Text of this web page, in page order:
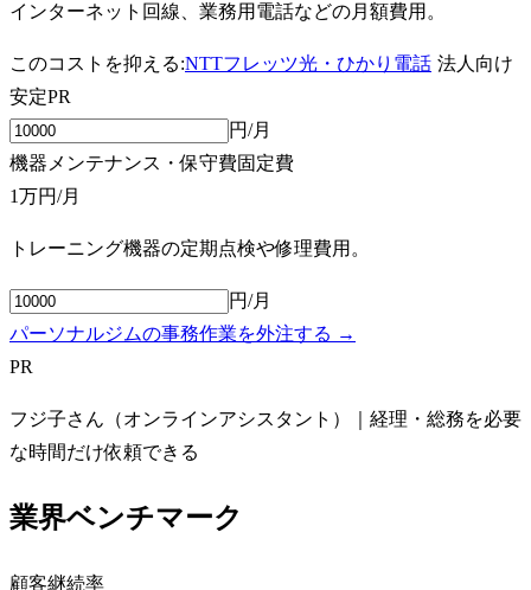
インターネット回線、業務用電話などの月額費用。
このコストを抑える:NTTフレッツ光・ひかり電話 法人向け
安定PR
円/月
機器メンテナンス・保守費固定費
1万円/月
トレーニング機器の定期点検や修理費用。
円/月
パーソナルジムの事務作業を外注する →
PR
フジ子さん（オンラインアシスタント）｜経理・総務を必要
な時間だけ依頼できる
業界ベンチマーク
顧客継続率